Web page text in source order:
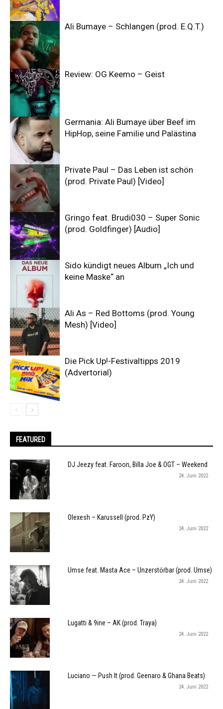
Ali Bumaye – Schlangen (prod. E.Q.T.)
Review: OG Keemo – Geist
Germania: Ali Bumaye über Beef im
HipHop, seine Familie und Palästina
Private Paul – Das Leben ist schön
(prod. Private Paul) [Video]
Gringo feat. Brudi030 – Super Sonic
(prod. Goldfinger) [Audio]
Sido kündigt neues Album „Ich und
keine Maske“ an
Ali As – Red Bottoms (prod. Young
Mesh) [Video]
Die Pick Up!-Festivaltipps 2019
(Advertorial)
FEATURED
DJ Jeezy feat. Faroon, Billa Joe & OGT – Weekend
24. Juni 2022
Olexesh – Karussell (prod. PzY)
24. Juni 2022
Umse feat. Masta Ace – Unzerstörbar (prod. Umse)
24. Juni 2022
Lugatti & 9ine – AK (prod. Traya)
24. Juni 2022
Luciano — Push It (prod. Geenaro & Ghana Beats)
24. Juni 2022